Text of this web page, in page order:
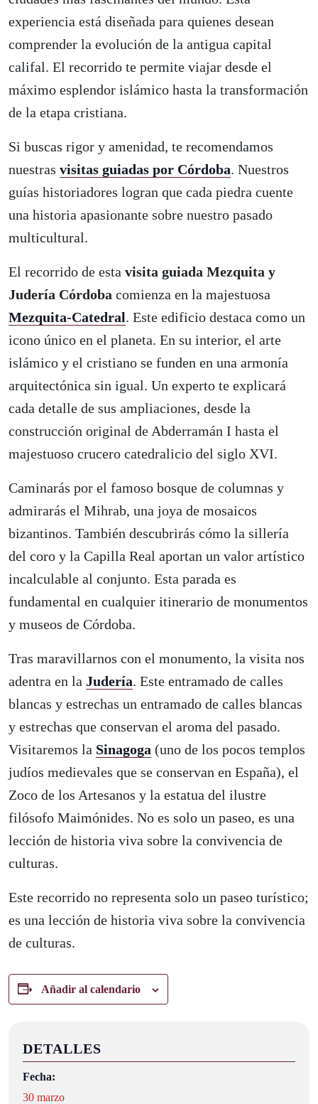
experiencia está diseñada para quienes desean
comprender la evolución de la antigua capital
califal. El recorrido te permite viajar desde el
máximo esplendor islámico hasta la transformación
de la etapa cristiana.
Si buscas rigor y amenidad, te recomendamos
nuestras visitas guiadas por Córdoba. Nuestros
guías historiadores logran que cada piedra cuente
una historia apasionante sobre nuestro pasado
multicultural.
El recorrido de esta visita guiada Mezquita y
Judería Córdoba comienza en la majestuosa
Mezquita-Catedral. Este edificio destaca como un
icono único en el planeta. En su interior, el arte
islámico y el cristiano se funden en una armonía
arquitectónica sin igual. Un experto te explicará
cada detalle de sus ampliaciones, desde la
construcción original de Abderramán I hasta el
majestuoso crucero catedralicio del siglo XVI.
Caminarás por el famoso bosque de columnas y
admirarás el Mihrab, una joya de mosaicos
bizantinos. También descubrirás cómo la sillería
del coro y la Capilla Real aportan un valor artístico
incalculable al conjunto. Esta parada es
fundamental en cualquier itinerario de monumentos
y museos de Córdoba.
Tras maravillarnos con el monumento, la visita nos
adentra en la Judería. Este entramado de calles
blancas y estrechas un entramado de calles blancas
y estrechas que conservan el aroma del pasado.
Visitaremos la Sinagoga (uno de los pocos templos
judíos medievales que se conservan en España), el
Zoco de los Artesanos y la estatua del ilustre
filósofo Maimónides. No es solo un paseo, es una
lección de historia viva sobre la convivencia de
culturas.
Este recorrido no representa solo un paseo turístico;
es una lección de historia viva sobre la convivencia
de culturas.
Añadir al calendario
DETALLES
Fecha:
30 marzo